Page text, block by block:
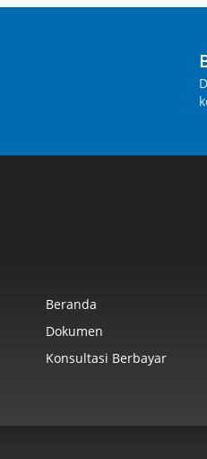
Beranda
Dokumen
Konsultasi Berbayar